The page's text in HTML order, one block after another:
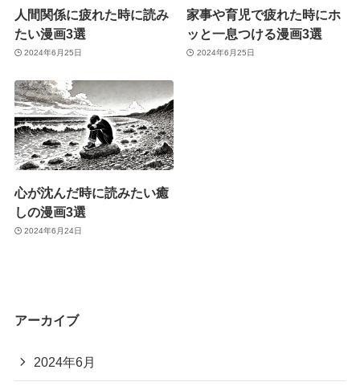
人間関係に疲れた時に読み
たい漫画3選
2024年6月25日
家事や育児で疲れた時にホ
ッと一息つける漫画3選
2024年6月25日
心が沈んだ時に読みたい癒
しの漫画3選
2024年6月24日
アーカイブ
2024年6月